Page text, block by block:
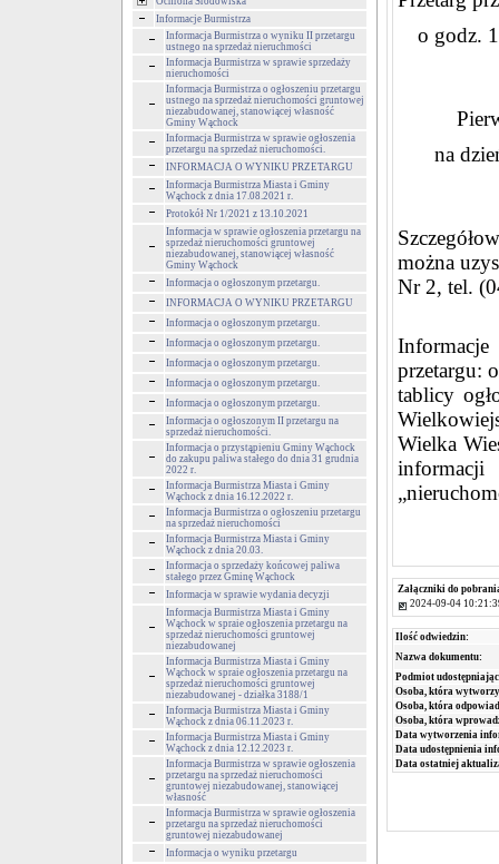
Informacje Burmistrza
Informacja Burmistrza o wyniku II przetargu
ustnego na sprzedaż nieruchmości
Informacja Burmistrza w sprawie sprzedaży
nieruchomości
Informacja Burmistrza o ogłoszeniu przetargu
ustnego na sprzedaż nieruchomości gruntowej
niezabudowanej, stanowiącej własność
Gminy Wąchock
Informacja Burmistrza w sprawie ogłoszenia
przetargu na sprzedaż nieruchomości.
INFORMACJA O WYNIKU PRZETARGU
Informacja Burmistrza Miasta i Gminy
Wąchock z dnia 17.08.2021 r.
Protokół Nr 1/2021 z 13.10.2021
Informacja w sprawie ogłoszenia przetargu na
sprzedaż nieruchomości gruntowej
niezabudowanej, stanowiącej własność
Gminy Wąchock
Informacja o ogłoszonym przetargu.
INFORMACJA O WYNIKU PRZETARGU
Informacja o ogłoszonym przetargu.
Informacja o ogłoszonym przetargu.
Informacja o ogłoszonym przetargu.
Informacja o ogłoszonym przetargu.
Informacja o ogłoszonym przetargu.
Informacja o ogłoszonym II przetargu na
sprzedaż nieruchomości.
Informacja o przystąpieniu Gminy Wąchock
do zakupu paliwa stałego do dnia 31 grudnia
2022 r.
Informacja Burmistrza Miasta i Gminy
Wąchock z dnia 16.12.2022 r.
Informacja Burmistrza o ogłoszeniu przetargu
na sprzedaż nieruchomości
Informacja Burmistrza Miasta i Gminy
Wąchock z dnia 20.03.
Informacja o sprzedaży końcowej paliwa
stałego przez Gminę Wąchock
Informacja w sprawie wydania decyzji
Informacja Burmistrza Miasta i Gminy
Wąchock w spraie ogłoszenia przetargu na
sprzedaż nieruchomości gruntowej
niezabudowanej
Informacja Burmistrza Miasta i Gminy
Wąchock w spraie ogłoszenia przetargu na
sprzedaż nieruchomości gruntowej
niezabudowanej - działka 3188/1
Informacja Burmistrza Miasta i Gminy
Wąchock z dnia 06.11.2023 r.
Informacja Burmistrza Miasta i Gminy
Wąchock z dnia 12.12.2023 r.
Informacja Burmistrza w sprawie ogłoszenia
przetargu na sprzedaż nieruchomości
gruntowej niezabudowanej, stanowiącej
własność
Informacja Burmistrza w sprawie ogłoszenia
przetargu na sprzedaż nieruchomości
gruntowej niezabudowanej
Informacja o wyniku przetargu
o godz.
na
można
Nr 2, tel.
przetargu:
tablicy
Wielka
Załączniki do
2024-09-04
Ilość odwiedzin:
Nazwa dokumentu:
Podmiot
Osoba, która
Osoba, która
Osoba, która
Data wytworzenia
Data udostępnienia
Data ostatniej